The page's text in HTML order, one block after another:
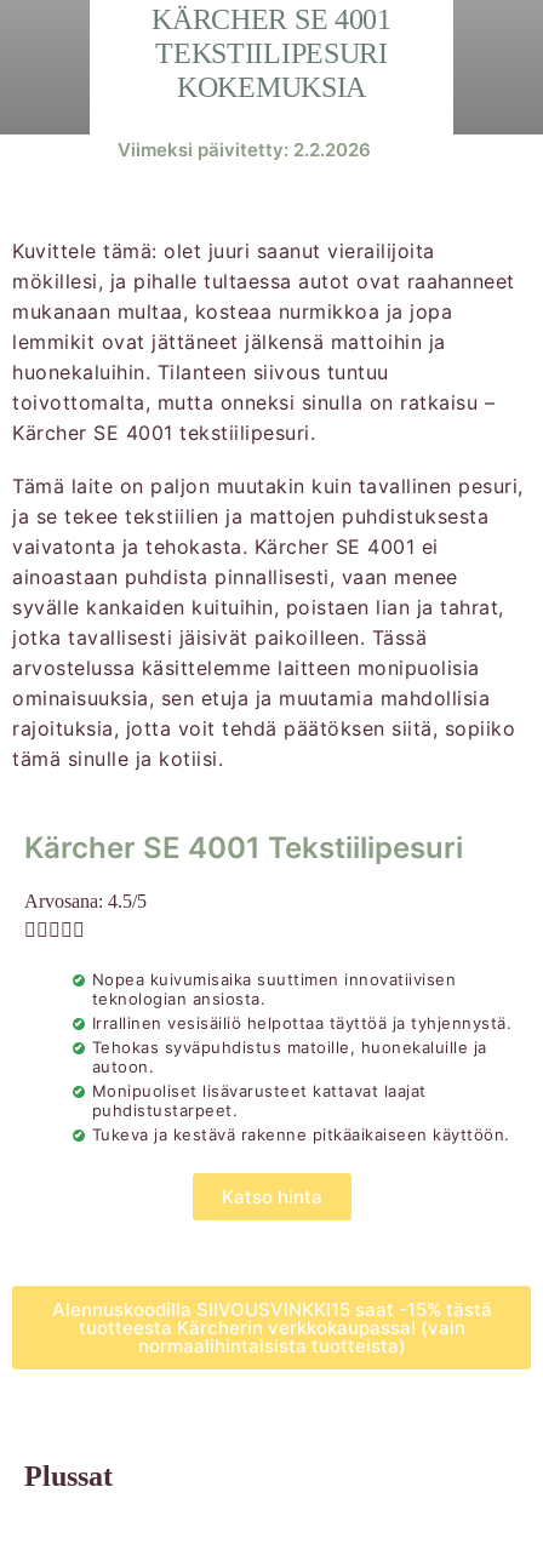
KÄRCHER SE 4001
TEKSTIILIPESURI
KOKEMUKSIA
Viimeksi päivitetty: 2.2.2026
Kuvittele tämä: olet juuri saanut vierailijoita
mökillesi, ja pihalle tultaessa autot ovat raahanneet
mukanaan multaa, kosteaa nurmikkoa ja jopa
lemmikit ovat jättäneet jälkensä mattoihin ja
huonekaluihin. Tilanteen siivous tuntuu
toivottomalta, mutta onneksi sinulla on ratkaisu –
Kärcher SE 4001 tekstiilipesuri.
Tämä laite on paljon muutakin kuin tavallinen pesuri,
ja se tekee tekstiilien ja mattojen puhdistuksesta
vaivatonta ja tehokasta. Kärcher SE 4001 ei
ainoastaan puhdista pinnallisesti, vaan menee
syvälle kankaiden kuituihin, poistaen lian ja tahrat,
jotka tavallisesti jäisivät paikoilleen. Tässä
arvostelussa käsittelemme laitteen monipuolisia
ominaisuuksia, sen etuja ja muutamia mahdollisia
rajoituksia, jotta voit tehdä päätöksen siitä, sopiiko
tämä sinulle ja kotiisi.
Kärcher SE 4001 Tekstiilipesuri
Arvosana: 4.5/5
    
Nopea kuivumisaika suuttimen innovatiivisen
teknologian ansiosta.
Irrallinen vesisäiliö helpottaa täyttöä ja tyhjennystä.
Tehokas syväpuhdistus matoille, huonekaluille ja
autoon.
Monipuoliset lisävarusteet kattavat laajat
puhdistustarpeet.
Tukeva ja kestävä rakenne pitkäaikaiseen käyttöön.
Katso hinta
Alennuskoodilla SIIVOUSVINKKI15 saat -15% tästä
tuotteesta Kärcherin verkkokaupassa! (vain
normaalihintaisista tuotteista)
Plussat